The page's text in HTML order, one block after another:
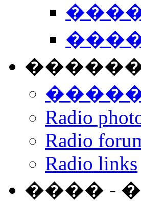
Radio
Radio
Radio links
���� -